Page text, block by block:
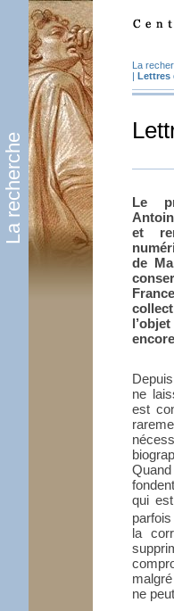
La recherche
La
| Lettres
Le
et
de
ne
est
qui
la
ne